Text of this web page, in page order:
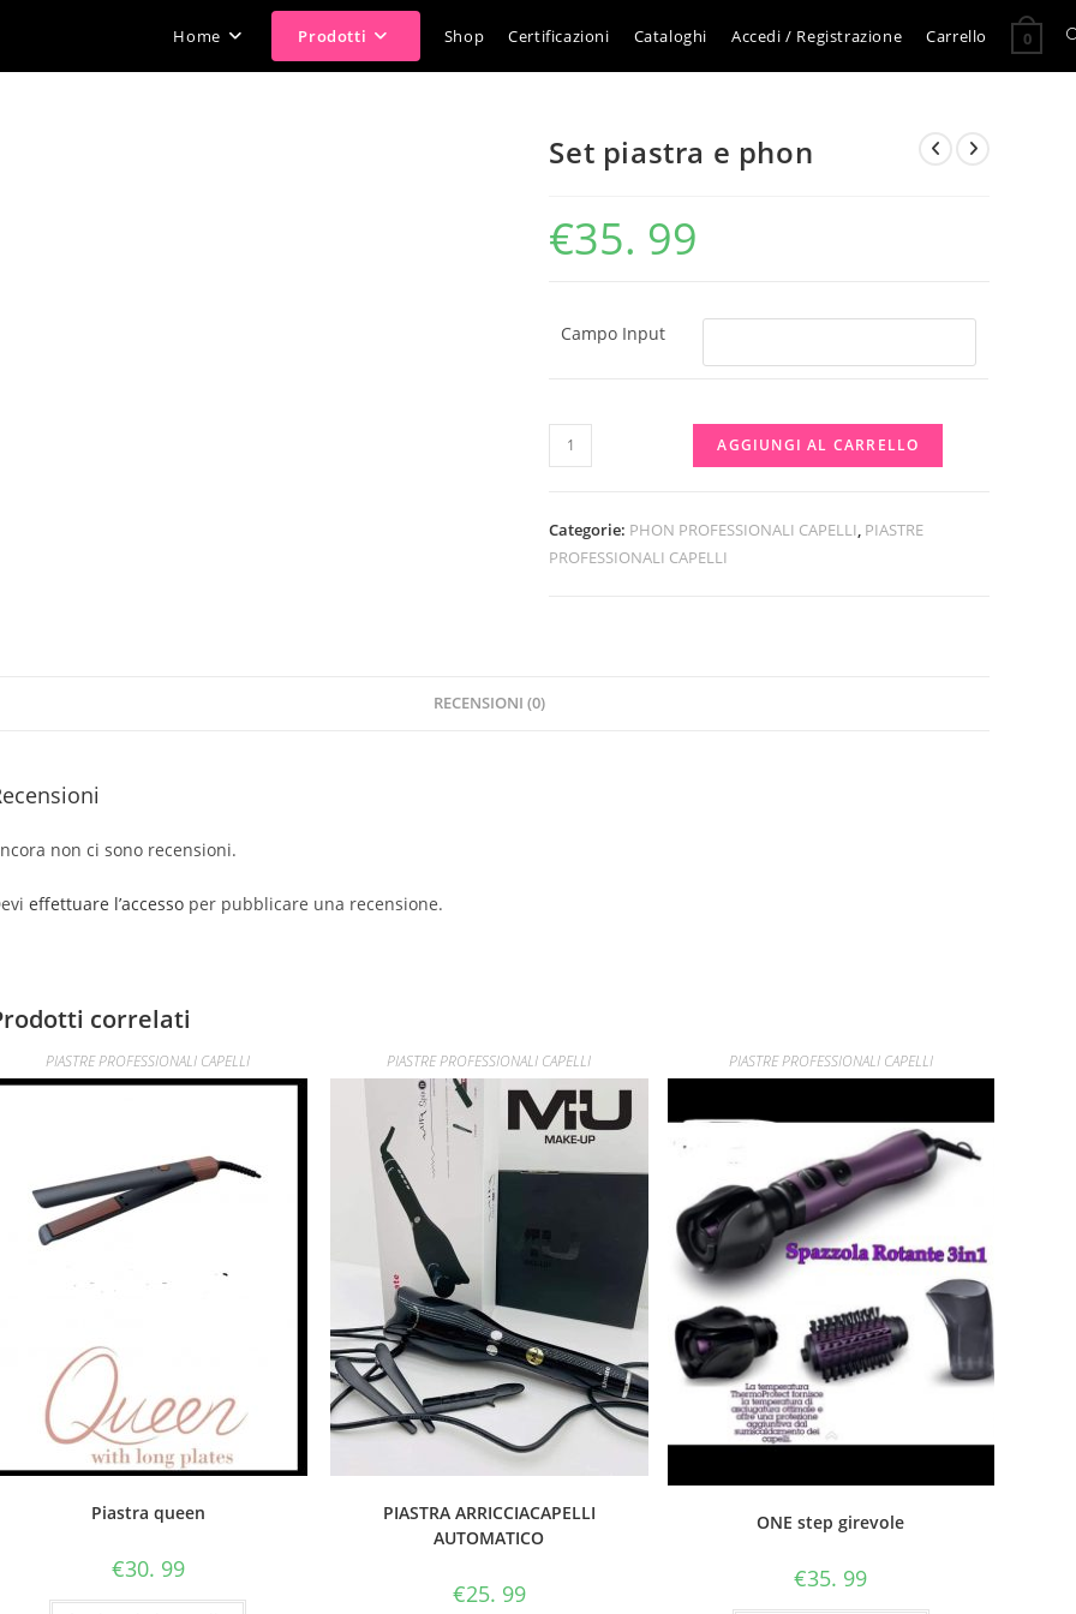
Home Prodotti Shop Certificazioni Cataloghi Accedi / Registrazione Carrello 0
Set piastra e phon
€35. 99
Campo Input
Set
piastra
phon
quantità
AGGIUNGI AL CARRELLO
Categorie: PHON PROFESSIONALI CAPELLI, PIASTRE
PROFESSIONALI CAPELLI
RECENSIONI (0)
non ci sono recensioni.
effettuare l’accesso per pubblicare una recensione.
correlati
PIASTRE PROFESSIONALI CAPELLI
Piastra queen
€30. 99
PIASTRE PROFESSIONALI CAPELLI
PIASTRA ARRICCIACAPELLI
AUTOMATICO
€25. 99
PIASTRE PROFESSIONALI CAPELLI
ONE step girevole
€35. 99